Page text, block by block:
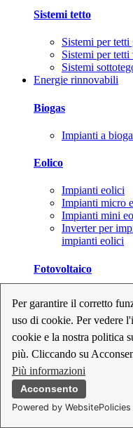
Per garantire il corretto
uso di cookie. Per vedere
cookie e la nostra politica
più. Cliccando su
Più informazioni
Acconsento
Powered by WebsitePolicies
Sistemi tetto
Sistemi per
Sistemi per tetti
Sistemi
Energie rinnovabili
Biogas
Impianti a
Eolico
Impianti eolici
Impianti micro
Impianti mini
Inverter per
impianti eolici
Fotovoltaico
Inverter per
Kit per impianti
Moduli
Sistemi di
Strumenti di
fotovoltaici
Supporti per
Geotermia